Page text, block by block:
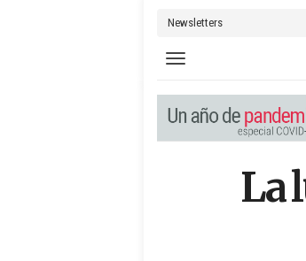
Newsletters
Toggle navigation
La